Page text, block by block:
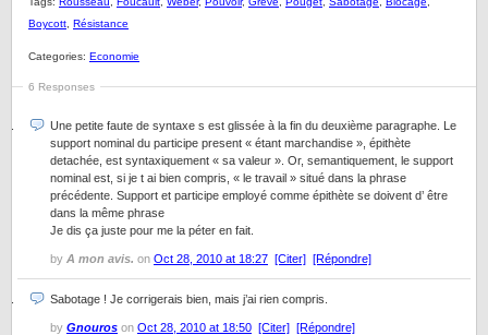
Boycott Résistance
Categories: Economie
6 Responses
Une petite faute de syntaxe s est glissée à la fin du deuxième paragraphe. Le
support nominal du participe present « étant marchandise », épithète
detachée, est syntaxiquement « sa valeur ». Or, semantiquement, le support
nominal est, si je t ai bien compris, « le travail » situé dans la phrase
précédente. Support et participe employé comme épithète se doivent d’ être
dans la même phrase
Je dis ça juste pour me la péter en fait.
by A mon avis. on Oct 28, 2010 at 18:27 [Citer] [Répondre]
Sabotage ! Je corrigerais bien, mais j’ai rien compris.
by Gnouros on Oct 28, 2010 at 18:50 [Citer] [Répondre]